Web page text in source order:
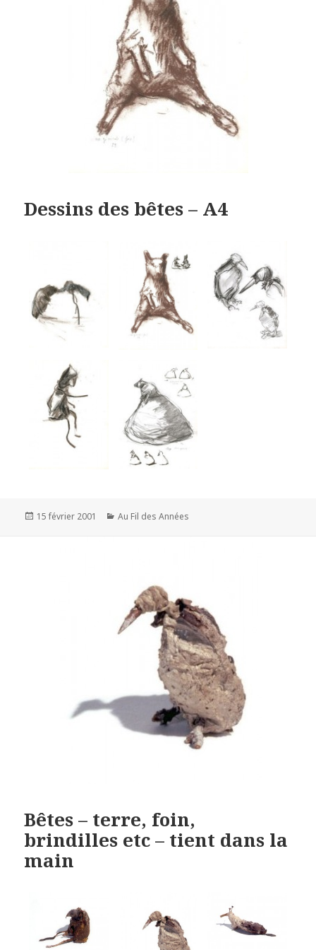
Dessins des bêtes – A4
Publié
15 février 2001 Catégories
Au Fil des Années
Bêtes – terre, foin,
brindilles etc – tient dans la
main